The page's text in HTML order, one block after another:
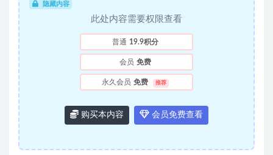
隐藏内容
此处内容需要权限查看
普通 19.9积分
会员 免费
永久会员 免费 推荐
购买本内容 会员免费查看